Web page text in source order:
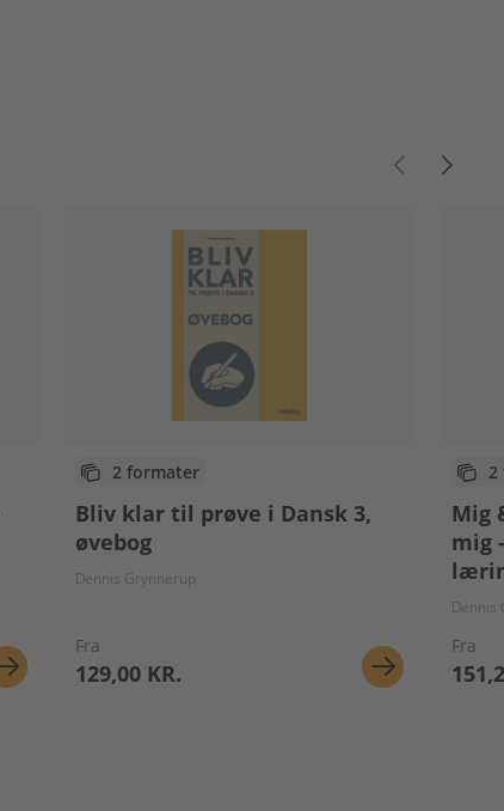
2 formater
Bliv klar til prøve i Dansk 3,
øvebog
Dennis Grynnerup
Fra
129,00 KR.
2
Mig
mig
Dennis
Fra